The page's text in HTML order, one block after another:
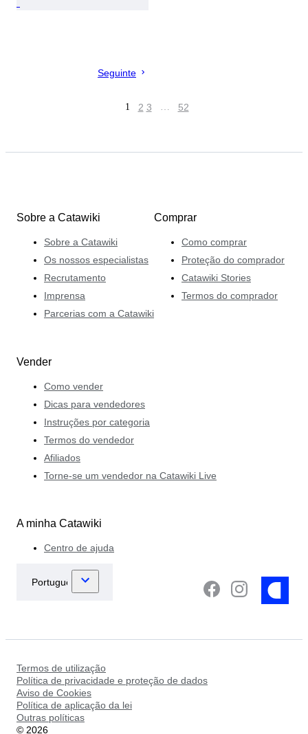
Seguinte
1 2 3 … 52
Sobre a Catawiki
Sobre a Catawiki
Os nossos especialistas
Recrutamento
Imprensa
Parcerias com a Catawiki
Comprar
Como comprar
Proteção do comprador
Catawiki Stories
Termos do comprador
Vender
Como vender
Dicas para vendedores
Instruções por categoria
Termos do vendedor
Afiliados
Torne-se um vendedor na Catawiki Live
A minha Catawiki
Centro de ajuda
Termos de utilização
Política de privacidade e proteção de dados
Aviso de Cookies
Política de aplicação da lei
Outras políticas
© 2026